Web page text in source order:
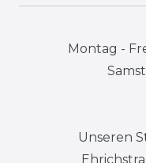
Montag -
Unseren